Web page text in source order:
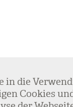
in die
Coo­kies